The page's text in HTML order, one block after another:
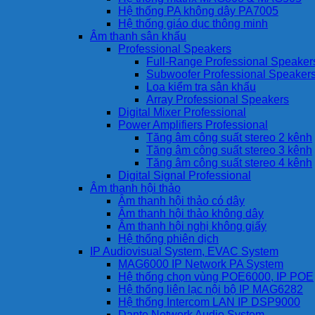
Hệ thống PA không dây PA7005
Hệ thống giáo dục thông minh
Âm thanh sân khấu
Professional Speakers
Full-Range Professional
Subwoofer Professional
Loa kiểm tra sân khấu
Array Professional Speakers
Digital Mixer Professional
Power Amplifiers Professional
Tăng âm công suất stereo 2 kênh
Tăng âm công suất stereo 3 kênh
Tăng âm công suất stereo 4 kênh
Digital Signal Professional
Âm thanh hội thảo
Âm thanh hội thảo có dây
Âm thanh hội thảo không dây
Âm thanh hội nghị không giấy
Hệ thống phiên dịch
IP Audiovisual System, EVAC System
MAG6000 IP Network PA System
Hệ thống chọn vùng POE6000, IP POE
Hệ thống liên lạc nội bộ IP MAG6282
Hệ thống Intercom LAN IP DSP9000